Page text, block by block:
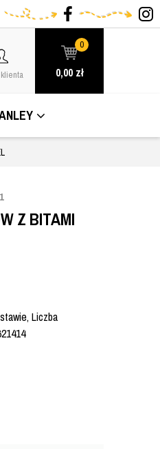
0
0,00 zł
Z BITAMI
Liczba